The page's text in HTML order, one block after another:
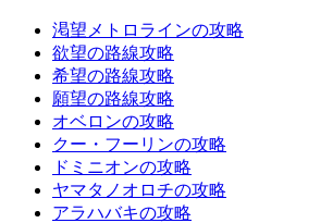
渇望メトロラインの攻略
欲望の路線攻略
希望の路線攻略
願望の路線攻略
オベロンの攻略
クー・フーリンの攻略
ドミニオンの攻略
ヤマタノオロチの攻略
アラハバキの攻略